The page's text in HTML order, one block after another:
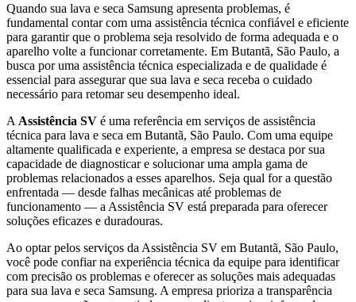
Quando sua lava e seca Samsung apresenta problemas, é
fundamental contar com uma assistência técnica confiável e eficiente
para garantir que o problema seja resolvido de forma adequada e o
aparelho volte a funcionar corretamente. Em Butantã, São Paulo, a
busca por uma assistência técnica especializada e de qualidade é
essencial para assegurar que sua lava e seca receba o cuidado
necessário para retomar seu desempenho ideal.
A Assistência SV é uma referência em serviços de assistência
técnica para lava e seca em Butantã, São Paulo. Com uma equipe
altamente qualificada e experiente, a empresa se destaca por sua
capacidade de diagnosticar e solucionar uma ampla gama de
problemas relacionados a esses aparelhos. Seja qual for a questão
enfrentada — desde falhas mecânicas até problemas de
funcionamento — a Assistência SV está preparada para oferecer
soluções eficazes e duradouras.
Ao optar pelos serviços da Assistência SV em Butantã, São Paulo,
você pode confiar na experiência técnica da equipe para identificar
com precisão os problemas e oferecer as soluções mais adequadas
para sua lava e seca Samsung. A empresa prioriza a transparência